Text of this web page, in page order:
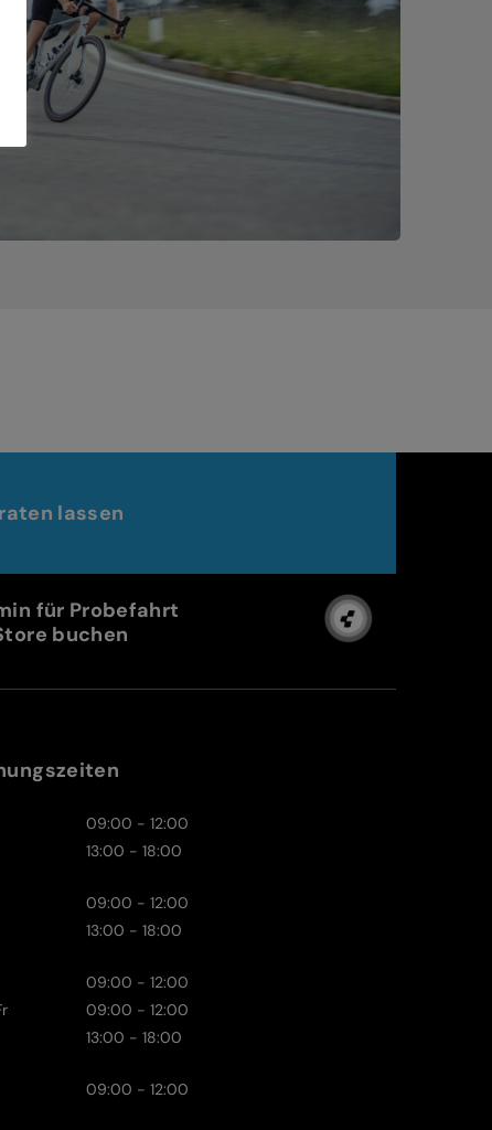
lassen
für Probefahrt
buchen
09:00 - 12:00
13:00 - 18:00
09:00 - 12:00
13:00 - 18:00
09:00 - 12:00
09:00 - 12:00
13:00 - 18:00
09:00 - 12:00